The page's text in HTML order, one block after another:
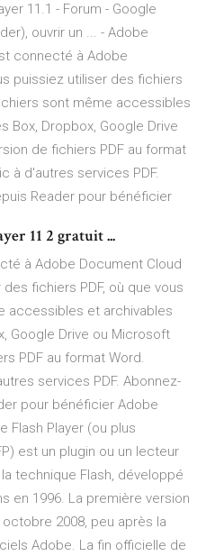
11.1 - Forum - Google
ouvrir un ... - Adobe
connecté à Adobe
puissiez utiliser des fichiers
sont même accessibles
Box, Dropbox, Google Drive
de fichiers PDF au format
à d'autres services PDF.
Reader pour bénéficier
11 2 gratuit ...
à Adobe Document Cloud
fichiers PDF, où que vous
accessibles et archivables
Google Drive ou Microsoft
PDF au format Word.
services PDF. Abonnez-
pour bénéficier Adobe
Flash Player (ou plus
est un plugin ou un lecteur
technique Flash, développé
en 1996. La première version
2008, peu après la
Adobe. La fin officielle de